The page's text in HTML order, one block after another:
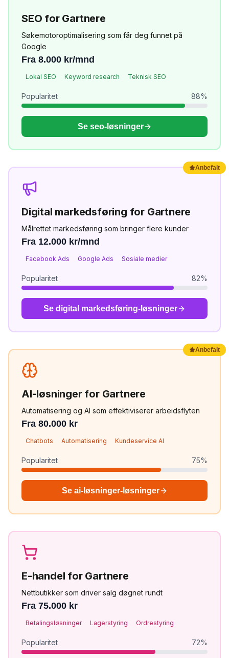
SEO for Gartnere
Søkemotoroptimalisering som får deg funnet på
Google
Fra 8.000 kr/mnd
Lokal SEO Keyword research Teknisk SEO
Popularitet 88%
Se seo-løsninger
Anbefalt
Digital markedsføring for Gartnere
Målrettet markedsføring som bringer flere kunder
Fra 12.000 kr/mnd
Facebook Ads Google Ads Sosiale medier
Popularitet 82%
Se digital markedsføring-løsninger
Anbefalt
AI-løsningerfor Gartnere
Automatisering og AI som effektiviserer arbeidsflyten
Fra 80.000 kr
Chatbots Automatisering Kundeservice AI
Popularitet 75%
Se ai-løsninger-løsninger
E-handel for Gartnere
Nettbutikker som driver salg døgnet rundt
Fra 75.000 kr
Betalingsløsninger Lagerstyring Ordrestyring
Popularitet 72%